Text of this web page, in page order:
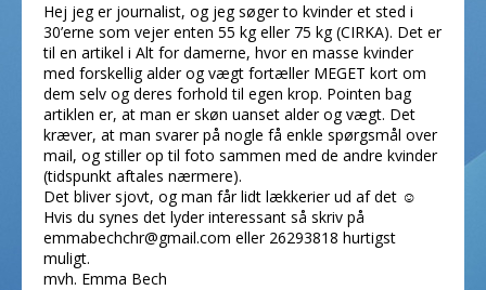
Hej jeg er journalist, og jeg søger to kvinder et sted i
30’erne som vejer enten 55 kg eller 75 kg (CIRKA). Det er
til en artikel i Alt for damerne, hvor en masse kvinder
med forskellig alder og vægt fortæller MEGET kort om
dem selv og deres forhold til egen krop. Pointen bag
artiklen er, at man er skøn uanset alder og vægt. Det
kræver, at man svarer på nogle få enkle spørgsmål over
mail, og stiller op til foto sammen med de andre kvinder
(tidspunkt aftales nærmere).
Det bliver sjovt, og man får lidt lækkerier ud af det ☺
Hvis du synes det lyder interessant så skriv på
emmabechchr@gmail.com eller 26293818 hurtigst
muligt.
mvh. Emma Bech